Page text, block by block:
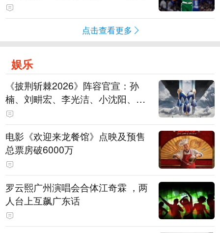
点击查看更多
娱乐
《披荆斩棘2026》阵容官宣：孙
楠、刘畊宏、李光洁、小沈阳、余
文乐、王传君等28位艺人
电影《欢迎来龙餐馆》点映及预售
总票房破6000万
罗云熙广州演唱会合体江奇霖 ，两
人台上互飙广东话